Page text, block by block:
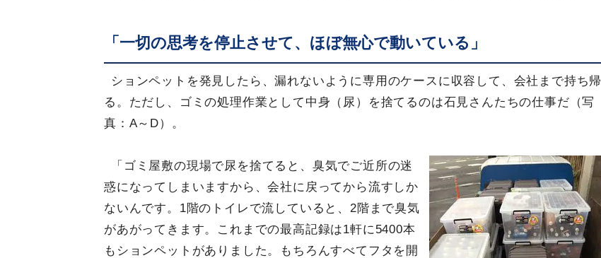
「一切の思考を停止させて、ほぼ無心で動いている」
ションペットを発見したら、漏れないように専用のケースに収容して、会社まで持ち帰
る。ただし、ゴミの処理作業として中身（尿）を捨てるのは石見さんたちの仕事だ（写
真：A～D）。
「ゴミ屋敷の現場で尿を捨てると、臭気でご近所の迷
惑になってしまいますから、会社に戻ってから流すしか
ないんです。1階のトイレで流していると、2階まで臭気
があがってきます。これまでの最高記録は1軒に5400本
もションペットがありました。もちろんすべてフタを開